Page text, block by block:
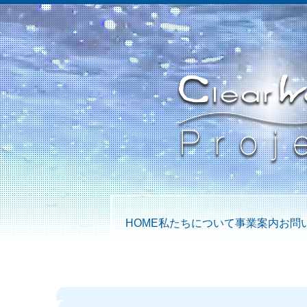
HOME私たちについて事業案内お問